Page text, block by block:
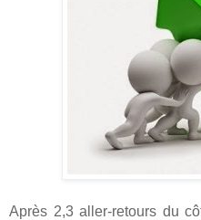
Après 2,3 aller-retours du